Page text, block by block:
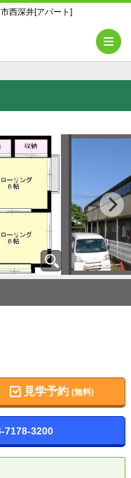
西深井[アパート]
見学予約(無料)
7178-3200